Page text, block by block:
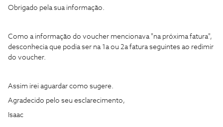
Obrigado pela sua informação.
Como a informação do voucher mencionava "na próxima fatura",
desconhecia que podia ser na 1a ou 2a fatura seguintes ao redimir
do voucher.
Assim irei aguardar como sugere.
Agradecido pelo seu esclarecimento,
Isaac